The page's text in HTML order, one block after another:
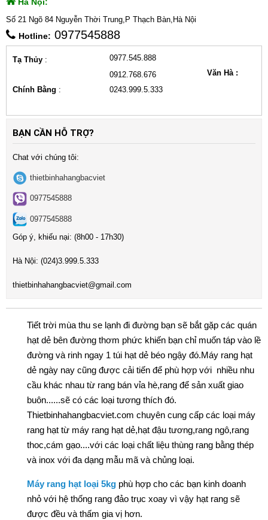
Số 21 Ngõ 84 Nguyễn Thời Trung,P Thạch Bàn,Hà Nội
Hotline: 0977545888
Tạ Thủy :
0977.545.888
Văn Hà :
0912.768.676
Chính Bằng : 0243.999.5.333
BẠN CẦN HỖ TRỢ?
Chat với chúng tôi:
thietbinhahangbacviet
0977545888
0977545888
Góp ý, khiếu nại: (8h00 - 17h30)
Hà Nội: (024)3.999.5.333
thietbinhahangbacviet@gmail.com
Tiết trời mùa thu se lạnh đi đường bạn sẽ bắt gặp các quán
hạt dẻ bên đường thơm phức khiến bạn chỉ muốn táp vào lề
đường và rinh ngay 1 túi hạt dẻ béo ngậy đó.Máy rang hạt
dẻ ngày nay cũng được cải tiến để phù hợp với nhiều nhu
cầu khác nhau từ rang bán vỉa hè,rang để sản xuất giao
buôn......sẽ có các loại tương thích đó.
Thietbinhahangbacviet.com chuyên cung cấp các loại máy
rang hạt từ máy rang hạt dẻ,hạt đậu tương,rang ngô,rang
thoc,cám gạo....với các loại chất liệu thùng rang bằng thép
và inox với đa dạng mẫu mã và chủng loại.
Máy rang hạt loại 5kg phù hợp cho các bạn kinh doanh
nhỏ với hệ thống rang đảo trục xoay vì vậy hạt rang sẽ
được đều và thấm gia vị hơn.